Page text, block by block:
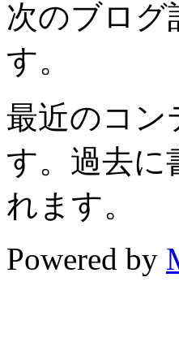
次のブログ
す。
最近のコン
す。過去に
れます。
Powered by